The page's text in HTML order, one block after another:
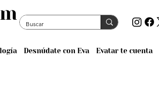
Desnúdate con Eva Evatar te cuenta